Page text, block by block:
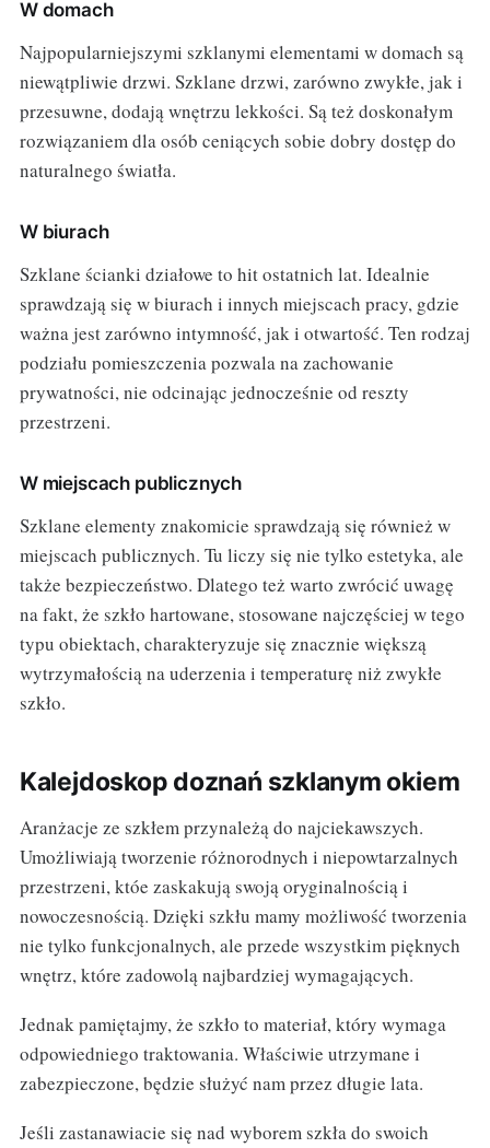
W domach
Najpopularniejszymi szklanymi elementami w domach są
niewątpliwie drzwi. Szklane drzwi, zarówno zwykłe, jak i
przesuwne, dodają wnętrzu lekkości. Są też doskonałym
rozwiązaniem dla osób ceniących sobie dobry dostęp do
naturalnego światła.
W biurach
Szklane ścianki działowe to hit ostatnich lat. Idealnie
sprawdzają się w biurach i innych miejscach pracy, gdzie
ważna jest zarówno intymność, jak i otwartość. Ten rodzaj
podziału pomieszczenia pozwala na zachowanie
prywatności, nie odcinając jednocześnie od reszty
przestrzeni.
W miejscach publicznych
Szklane elementy znakomicie sprawdzają się również w
miejscach publicznych. Tu liczy się nie tylko estetyka, ale
także bezpieczeństwo. Dlatego też warto zwrócić uwagę
na fakt, że szkło hartowane, stosowane najczęściej w tego
typu obiektach, charakteryzuje się znacznie większą
wytrzymałością na uderzenia i temperaturę niż zwykłe
szkło.
Kalejdoskop doznań szklanym okiem
Aranżacje ze szkłem przynależą do najciekawszych.
Umożliwiają tworzenie różnorodnych i niepowtarzalnych
przestrzeni, któe zaskakują swoją oryginalnością i
nowoczesnością. Dzięki szkłu mamy możliwość tworzenia
nie tylko funkcjonalnych, ale przede wszystkim pięknych
wnętrz, które zadowolą najbardziej wymagających.
Jednak pamiętajmy, że szkło to materiał, który wymaga
odpowiedniego traktowania. Właściwie utrzymane i
zabezpieczone, będzie służyć nam przez długie lata.
Jeśli zastanawiacie się nad wyborem szkła do swoich